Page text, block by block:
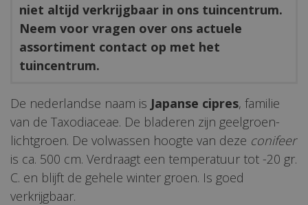
niet altijd verkrijgbaar in ons tuincentrum.
Neem voor vragen over ons actuele
assortiment contact op met het
tuincentrum.
De nederlandse naam is Japanse cipres, familie
van de Taxodiaceae. De bladeren zijn geelgroen-
lichtgroen. De volwassen hoogte van deze conifeer
is ca. 500 cm. Verdraagt een temperatuur tot -20 gr.
C. en blijft de gehele winter groen. Is goed
verkrijgbaar.